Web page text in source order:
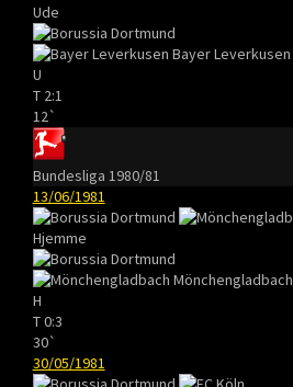
Ude
Bayer Leverkusen
U
T 2:1
12`
Bundesliga 1980/81
13/06/1981
Hjemme
Mönchengladbach
H
T0:3
30`
30/05/1981